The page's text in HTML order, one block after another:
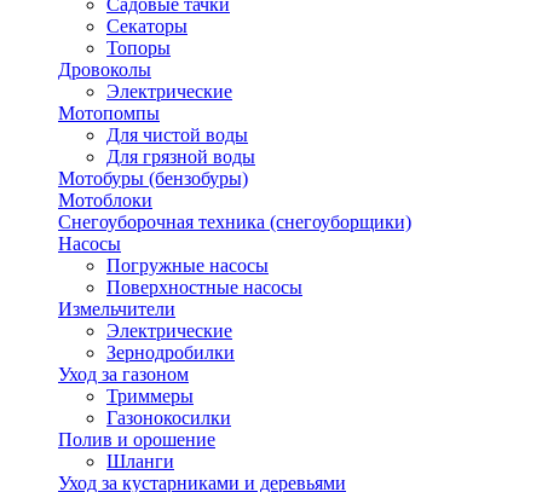
Садовые тачки
Секаторы
Топоры
Дровоколы
Электрические
Мотопомпы
Для чистой воды
Для грязной воды
Мотобуры (бензобуры)
Мотоблоки
Снегоуборочная техника (снегоуборщики)
Насосы
Погружные насосы
Поверхностные насосы
Измельчители
Электрические
Зернодробилки
Уход за газоном
Триммеры
Газонокосилки
Полив и орошение
Шланги
Уход за кустарниками и деревьями